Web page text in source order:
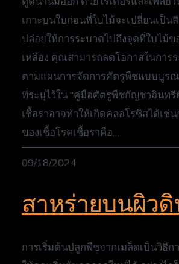
เกาะบนใบก่อนที่ใบไม้จะเปลี่ยนเป็น
ปล่อยให้การระบาดไปถึงจุดที่ใบไม้
เหลือง คุณสามารถลดโอกาสในการ
ตามแผนการจัดการศัตรูพืชแบบบูรณ
ที่ระบุไว้ใน “คู่มือศัตรูพืชกัญชาอินทรี
เชื้อราอาจทําให้เกิดคลอโรซิสได้เช่
ของเชื้อโรคเชื้อราคือ…
09/18/2024
สาหร่ายบนผิว
การเริ่มต้นปลูกพืชจากเมล็ดเป็นวิธี